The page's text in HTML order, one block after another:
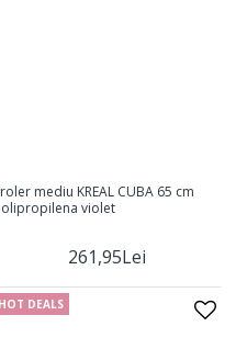
mediu KREAL CUBA 65 cm
violet
261,95Lei
HOT DEALS